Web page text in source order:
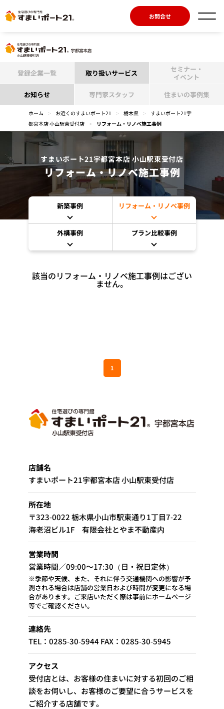
お問合せ
登録企業一覧 取り扱いサービス
セミナー・
イベント
お知らせ
専門家スタッフ 住まいの事例集
ホーム > お近くのすまいポート21 > 栃木県 >
すまいポート21宇
都宮本店 小山駅東受付店
> リフォーム・リノベ施工事例
すまいポート21宇都宮本店 小山駅東受付店
リフォーム・リノベ施工事例
新築事例 リフォーム・リノベ事例
外構事例 プラン比較事例
該当のリフォーム・リノベ施工事例はござい
ません。
1
店舗名
すまいポート21宇都宮本店 小山駅東受付店
所在地
〒323-0022 栃木県小山市駅東通り1丁目7-22
海老沼ビル1F 有限会社とやま不動産内
営業時間
営業時間／09:00～17:30（日・祝日定休）
※季節や天候、また、それに伴う交通機関への影響が予
測される場合は店舗の営業日および時間が変更になる場
合があります。ご来店いただく際は事前にホームページ
等でご確認ください。
連絡先
TEL：0285-30-5944 FAX：0285-30-5945
アクセス
受付店とは、お客様の住まいに対する初回のご相
談をお伺いし、お客様のご要望に合うサービスを
ご紹介する店舗です。